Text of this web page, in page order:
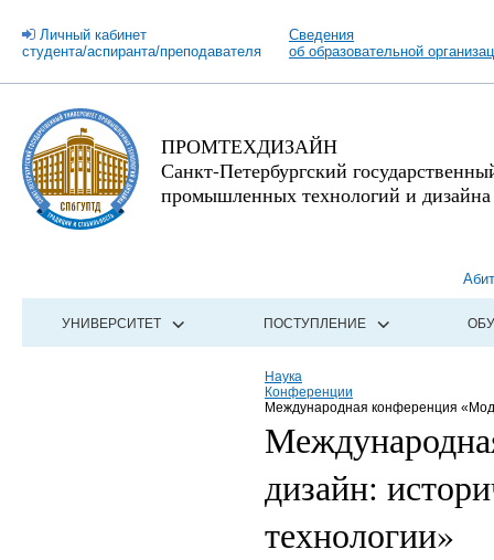
Личный кабинет
студента/аспиранта/преподавателя
Сведения
об образовательной
ПРОМТЕХДИЗАЙН
Санкт-Петербургский
промышленных технологий и дизайна
УНИВЕРСИТЕТ ПОСТУПЛЕНИЕ
Наука
Конференции
Международная конференция
дизайн:
технологии»